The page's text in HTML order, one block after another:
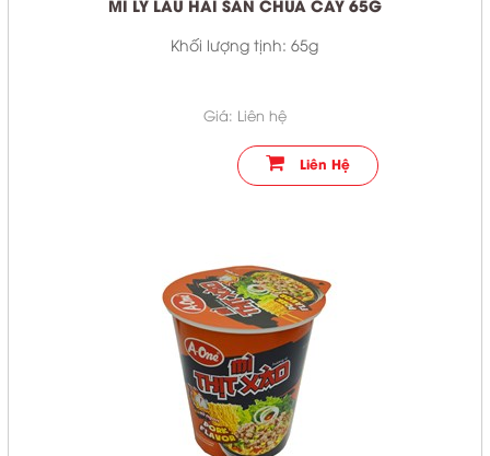
MÌ LY LẨU HẢI SẢN CHUA CAY 65G
Khối lượng tịnh: 65g
Giá: Liên hệ
Liên Hệ